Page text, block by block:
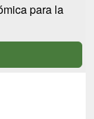
para la